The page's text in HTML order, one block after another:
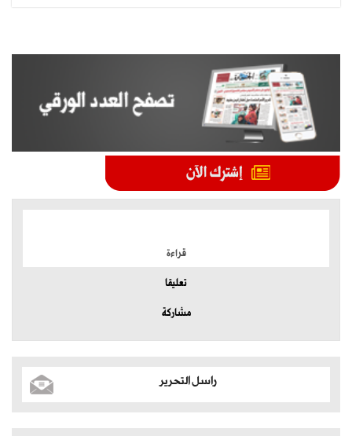
قراءة
تعليقا
مشاركة
راسل التحرير